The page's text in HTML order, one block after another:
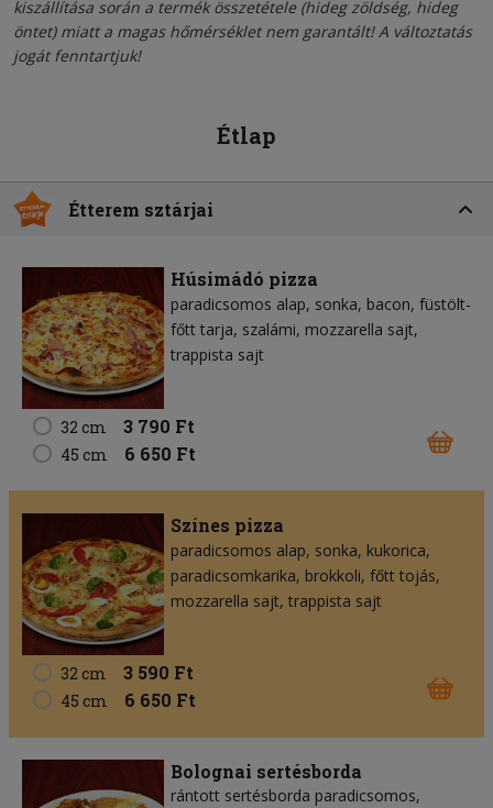
kiszállítása során a termék összetétele (hideg zöldség, hideg
öntet) miatt a magas hőmérséklet nem garantált! A változtatás
jogát fenntartjuk!
Étlap
Étterem sztárjai
Húsimádó pizza
paradicsomos alap sonka bacon füstölt-
főtt tarja szalámi mozzarella sajt
trappista sajt
32 cm 3 790 Ft
45 cm 6 650 Ft
Színes pizza
paradicsomos alap sonka kukorica
paradicsomkarika brokkoli főtt tojás
mozzarella sajt trappista sajt
32 cm 3 590 Ft
45 cm 6 650 Ft
Bolognai sertésborda
rántott sertésborda paradicsomos,